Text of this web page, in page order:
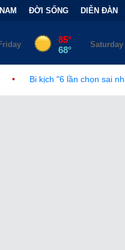
ĐỜI SỐNG DIỄN ĐÀN
chọn sai nhánh công nghệ"